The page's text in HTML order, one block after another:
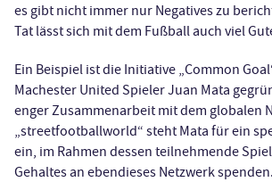
es gibt nicht immer nur Negatives zu
Tat lässt sich mit dem Fußball auch viel
Ein Beispiel ist die Initiative „Common
Machester United Spieler Juan Mata
enger Zusammenarbeit mit dem globalen
„streetfootballworld“ steht Mata für ein
ein, im Rahmen dessen teilnehmende
Gehaltes an ebendieses Netzwerk spenden.